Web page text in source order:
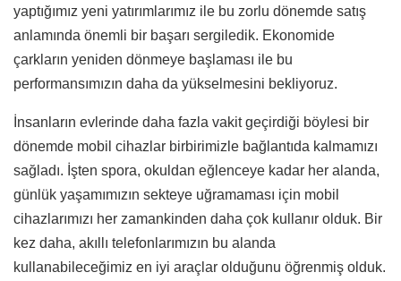
yaptığımız yeni yatırımlarımız ile bu zorlu dönemde satış
anlamında önemli bir başarı sergiledik. Ekonomide
çarkların yeniden dönmeye başlaması ile bu
performansımızın daha da yükselmesini bekliyoruz.
İnsanların evlerinde daha fazla vakit geçirdiği böylesi bir
dönemde mobil cihazlar birbirimizle bağlantıda kalmamızı
sağladı. İşten spora, okuldan eğlenceye kadar her alanda,
günlük yaşamımızın sekteye uğramaması için mobil
cihazlarımızı her zamankinden daha çok kullanır olduk. Bir
kez daha, akıllı telefonlarımızın bu alanda
kullanabileceğimiz en iyi araçlar olduğunu öğrenmiş olduk.